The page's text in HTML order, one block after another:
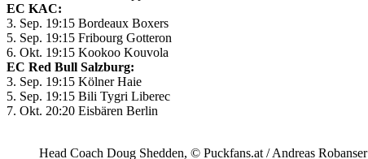
EC KAC:
3. Sep. 19:15 Bordeaux Boxers
5. Sep. 19:15 Fribourg Gotteron
6. Okt. 19:15 Kookoo Kouvola
EC Red Bull Salzburg:
3. Sep. 19:15 Kölner Haie
5. Sep. 19:15 Bili Tygri Liberec
7. Okt. 20:20 Eisbären Berlin
Head Coach Doug Shedden, © Puckfans.at / Andreas Robanser